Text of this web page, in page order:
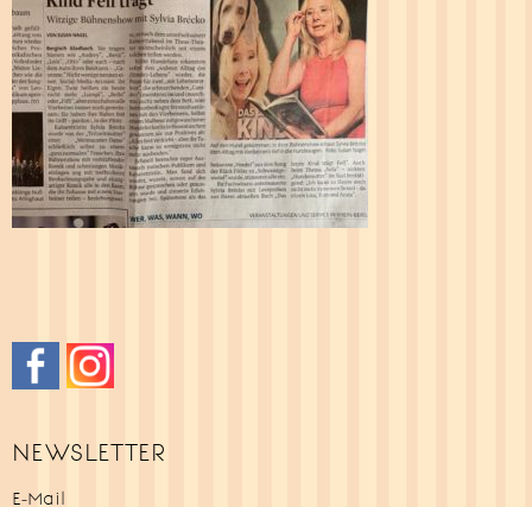
NEWSLETTER
E-Mail